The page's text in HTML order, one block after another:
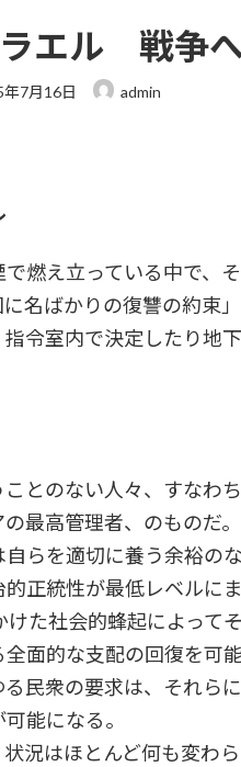
エル 戦争
年7月16日 admin
燃え立っている中で、
名ばかりの復讐の約束
令室内で決定したり地
とのない人々、すなわ
最高管理者、のものだ
らを適切に養う余裕の
正統性が最低レベルにま
た社会的蜂起によって
面的な支配の回復を可
民衆の要求は、それら
能になる。
況はほとんど何も変わ